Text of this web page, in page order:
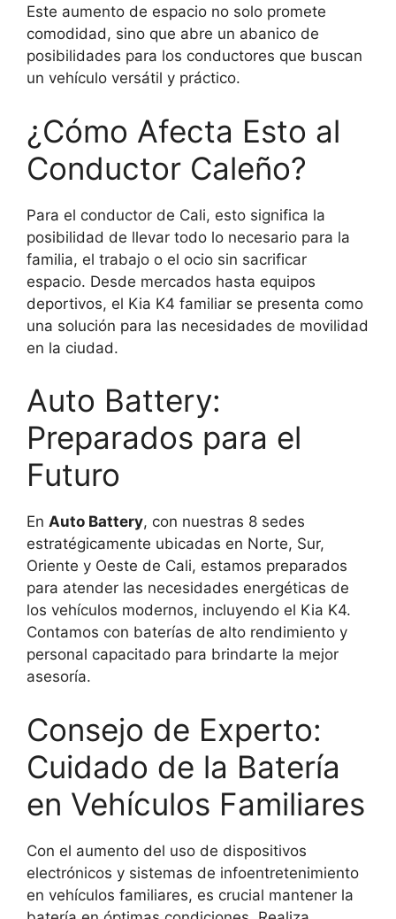
Este aumento de espacio no solo promete
comodidad, sino que abre un abanico de
posibilidades para los conductores que buscan
un vehículo versátil y práctico.
¿Cómo Afecta Esto al
Conductor Caleño?
Para el conductor de Cali, esto significa la
posibilidad de llevar todo lo necesario para la
familia, el trabajo o el ocio sin sacrificar
espacio. Desde mercados hasta equipos
deportivos, el Kia K4 familiar se presenta como
una solución para las necesidades de movilidad
en la ciudad.
Auto Battery:
Preparados para el
Futuro
En Auto Battery, con nuestras 8 sedes
estratégicamente ubicadas en Norte, Sur,
Oriente y Oeste de Cali, estamos preparados
para atender las necesidades energéticas de
los vehículos modernos, incluyendo el Kia K4.
Contamos con baterías de alto rendimiento y
personal capacitado para brindarte la mejor
asesoría.
Consejo de Experto:
Cuidado de la Batería
en Vehículos Familiares
Con el aumento del uso de dispositivos
electrónicos y sistemas de infoentretenimiento
en vehículos familiares, es crucial mantener la